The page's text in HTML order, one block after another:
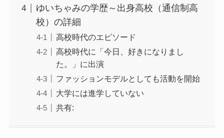
ゆいちゃみの学歴～出身高校（通信制高
校）の詳細
高校時代のエピソード
高校時代に「今日、好きになりまし
た。」に出演
ファッションモデルとしても活動を開始
大学には進学していない
共有: